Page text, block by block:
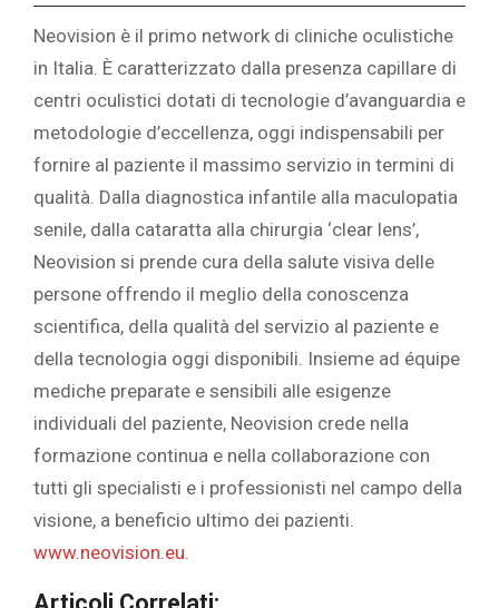
Neovision è il primo network di cliniche oculistiche
in Italia. È caratterizzato dalla presenza capillare di
centri oculistici dotati di tecnologie d’avanguardia e
metodologie d’eccellenza, oggi indispensabili per
fornire al paziente il massimo servizio in termini di
qualità. Dalla diagnostica infantile alla maculopatia
senile, dalla cataratta alla chirurgia ‘clear lens’,
Neovision si prende cura della salute visiva delle
persone offrendo il meglio della conoscenza
scientifica, della qualità del servizio al paziente e
della tecnologia oggi disponibili. Insieme ad équipe
mediche preparate e sensibili alle esigenze
individuali del paziente, Neovision crede nella
formazione continua e nella collaborazione con
tutti gli specialisti e i professionisti nel campo della
visione, a beneficio ultimo dei pazienti.
www.neovision.eu